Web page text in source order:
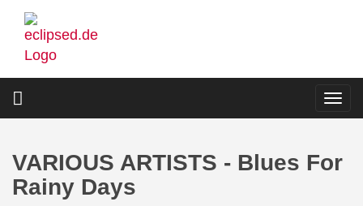
Direkt
zum
Inhalt
VARIOUS ARTISTS - Blues For
Rainy Days